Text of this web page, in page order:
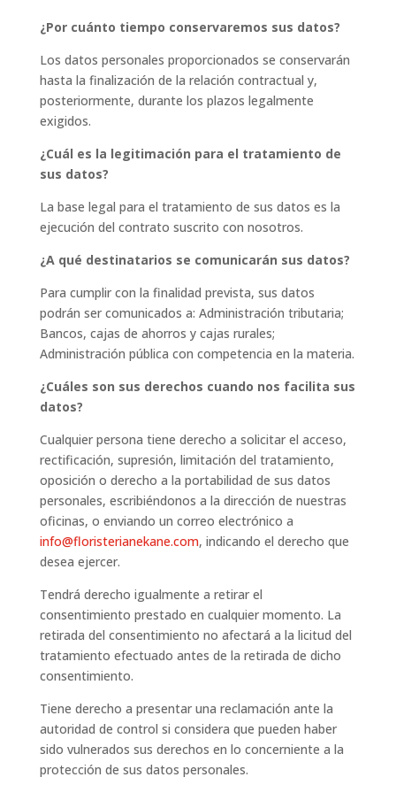
¿Por cuánto tiempo conservaremos sus datos?
Los datos personales proporcionados se conservarán
hasta la finalización de la relación contractual y,
posteriormente, durante los plazos legalmente
exigidos.
¿Cuál es la legitimación para el tratamiento de
sus datos?
La base legal para el tratamiento de sus datos es la
ejecución del contrato suscrito con nosotros.
¿A qué destinatarios se comunicarán sus datos?
Para cumplir con la finalidad prevista, sus datos
podrán ser comunicados a: Administración tributaria;
Bancos, cajas de ahorros y cajas rurales;
Administración pública con competencia en la materia.
¿Cuáles son sus derechos cuando nos facilita sus
datos?
Cualquier persona tiene derecho a solicitar el acceso,
rectificación, supresión, limitación del tratamiento,
oposición o derecho a la portabilidad de sus datos
personales, escribiéndonos a la dirección de nuestras
oficinas, o enviando un correo electrónico a
info@floristerianekane.com, indicando el derecho que
desea ejercer.
Tendrá derecho igualmente a retirar el
consentimiento prestado en cualquier momento. La
retirada del consentimiento no afectará a la licitud del
tratamiento efectuado antes de la retirada de dicho
consentimiento.
Tiene derecho a presentar una reclamación ante la
autoridad de control si considera que pueden haber
sido vulnerados sus derechos en lo concerniente a la
protección de sus datos personales.